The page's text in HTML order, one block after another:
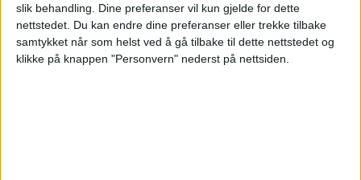
slik behandling. Dine preferanser vil kun gjelde for dette
nettstedet. Du kan endre dine preferanser eller trekke tilbake
samtykket når som helst ved å gå tilbake til dette nettstedet og
klikke på knappen "Personvern" nederst på nettsiden.
– Men daglig leder ville ikke akseptere min
sykemelding. Han mente jeg løy om min